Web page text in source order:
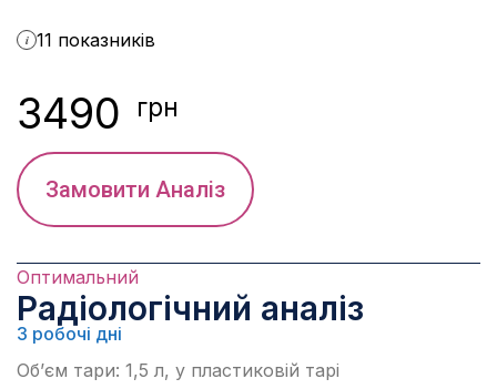
11 показників
i
3490 грн
Замовити Аналіз
Оптимальний
Радіологічний аналіз
3 робочі дні
Об’єм тари: 1,5 л, у пластиковій тарі